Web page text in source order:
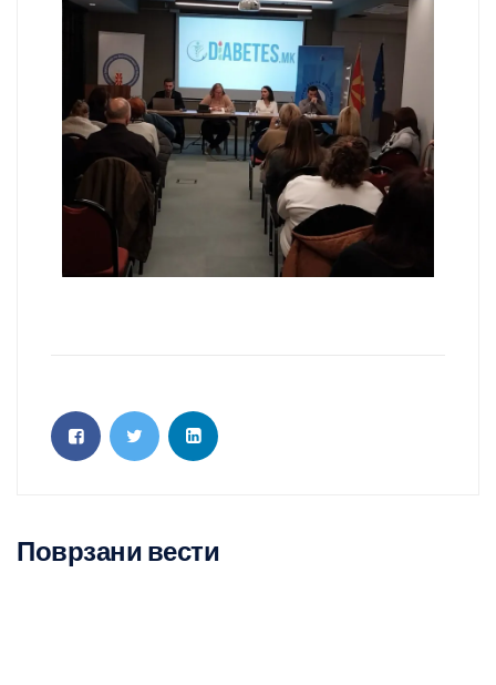
Поврзани вести